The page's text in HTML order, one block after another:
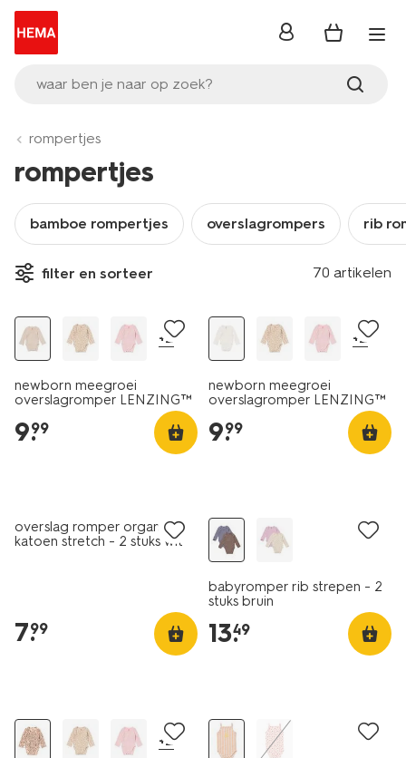
waar ben je naar op zoek?
inloggen
rompertjes
rompertjes
bamboe rompertjes overslagrompers rib
filter en sorteer 70 artikelen
+2
newborn meegroei
overslagromper LENZING™
9.
99
+2
newborn meegroei
overslagromper LENZING™
9.
99
overslag romper organic
katoen stretch - 2 stuks wit
7.
99
babyromper rib strepen - 2
stuks bruin
13.
49
+2